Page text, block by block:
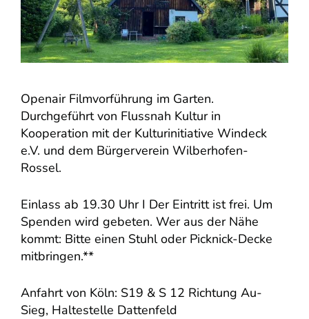
Openair Filmvorführung im Garten.
Durchgeführt von Flussnah Kultur in
Kooperation mit der Kulturinitiative Windeck
e.V. und dem Bürgerverein Wilberhofen-
Rossel.
Einlass ab 19.30 Uhr I Der Eintritt ist frei. Um
Spenden wird gebeten. Wer aus der Nähe
kommt: Bitte einen Stuhl oder Picknick-Decke
mitbringen.**
Anfahrt von Köln: S19 & S 12 Richtung Au-
Sieg, Haltestelle Dattenfeld